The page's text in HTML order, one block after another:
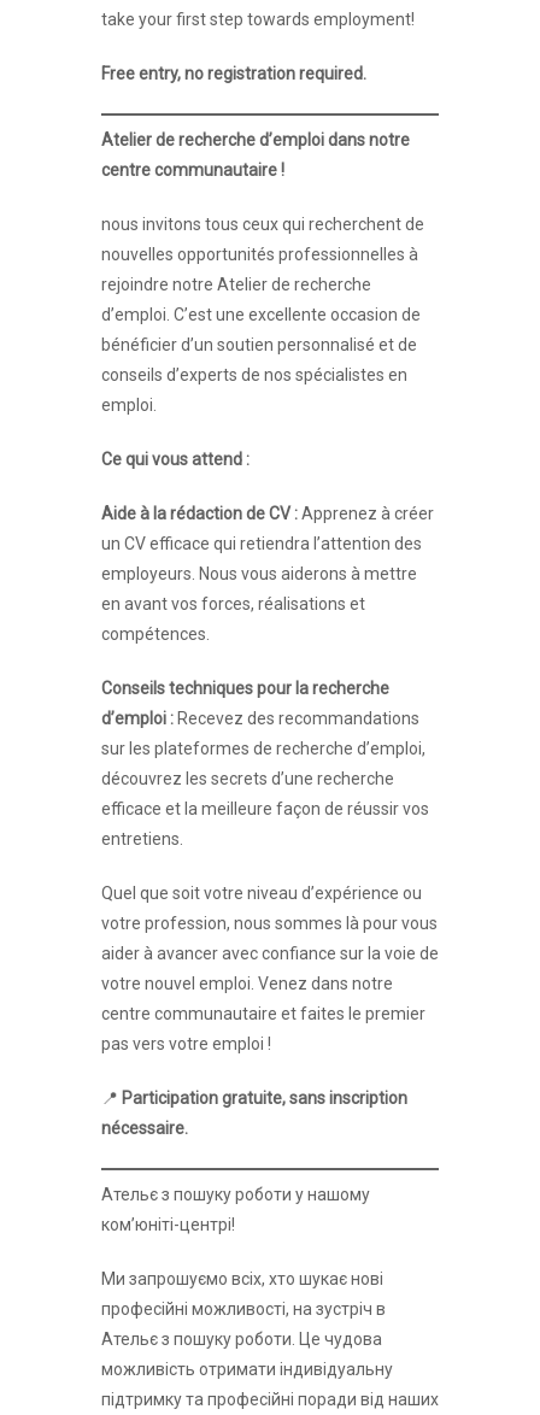
take your first step towards employment!
Free entry, no registration required.
Atelier de recherche d’emploi dans notre
centre communautaire !
nous invitons tous ceux qui recherchent de
nouvelles opportunités professionnelles à
rejoindre notre Atelier de recherche
d’emploi. C’est une excellente occasion de
bénéficier d’un soutien personnalisé et de
conseils d’experts de nos spécialistes en
emploi.
Ce qui vous attend :
Aide à la rédaction de CV :Apprenez à créer
un CV efficace qui retiendra l’attention des
employeurs. Nous vous aiderons à mettre
en avant vos forces, réalisations et
compétences.
Conseils techniques pour la recherche
d’emploi : Recevez des recommandations
sur les plateformes de recherche d’emploi,
découvrez les secrets d’une recherche
efficace et la meilleure façon de réussir vos
entretiens.
Quel que soit votre niveau d’expérience ou
votre profession, nous sommes là pour vous
aider à avancer avec confiance sur la voie de
votre nouvel emploi. Venez dans notre
centre communautaire et faites le premier
pas vers votre emploi !
📍 Participation gratuite, sans inscription
nécessaire.
Ательє з пошуку роботи у нашому
ком’юніті-центрі!
Ми запрошуємо всіх, хто шукає нові
професійні можливості, на зустріч в
Ательє з пошуку роботи. Це чудова
можливість отримати індивідуальну
підтримку та професійні поради від наших